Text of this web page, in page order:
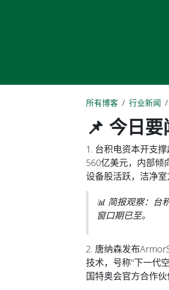
所有博客 行业新闻
📌 今日要
1. 台积电资本开支
560亿美元，内部倾
设备股活跃，洁净
📊 简报观察：台
窗口期已至。
2. 唐纳森发布
技术，号称"下一代
国特奥会官方合作伙